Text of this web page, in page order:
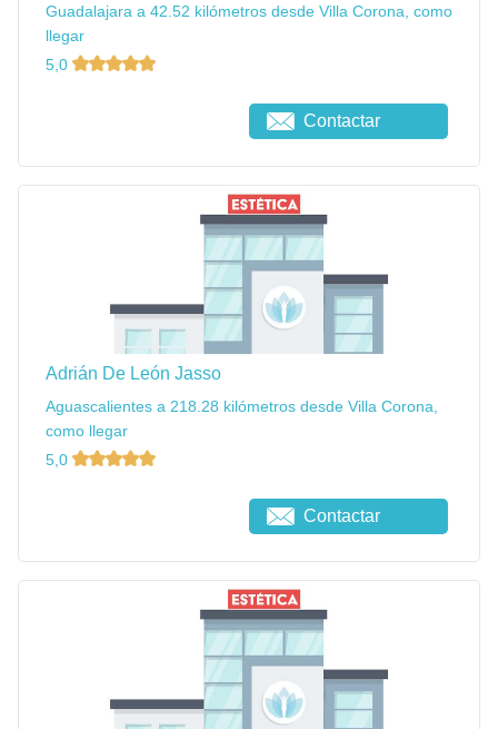
Guadalajara a 42.52 kilómetros desde Villa Corona, como
llegar
5,0
Contactar
Adrián De León Jasso
Aguascalientes a 218.28 kilómetros desde Villa Corona,
como llegar
5,0
Contactar